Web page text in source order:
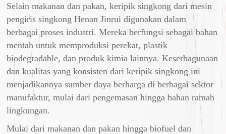
Selain makanan dan pakan, keripik singkong dari mesin
pengiris singkong Henan Jinrui digunakan dalam
berbagai proses industri. Mereka berfungsi sebagai bahan
mentah untuk memproduksi perekat, plastik
biodegradable, dan produk kimia lainnya. Keserbagunaan
dan kualitas yang konsisten dari keripik singkong ini
menjadikannya sumber daya berharga di berbagai sektor
manufaktur, mulai dari pengemasan hingga bahan ramah
lingkungan.
Mulai dari makanan dan pakan hingga biofuel dan